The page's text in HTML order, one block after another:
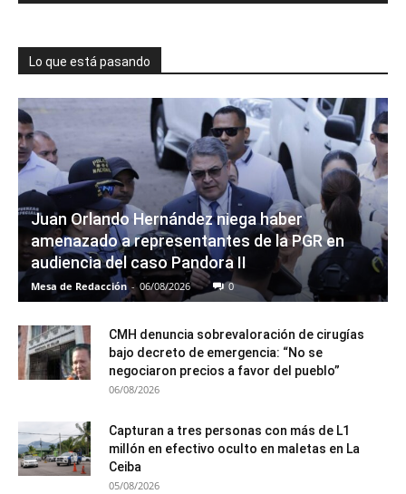
Lo que está pasando
Juan Orlando Hernández niega haber
amenazado a representantes de la PGR en
audiencia del caso Pandora II
Mesa de Redacción - 06/08/2026 0
CMH denuncia sobrevaloración de cirugías
bajo decreto de emergencia: “No se
negociaron precios a favor del pueblo”
06/08/2026
Capturan a tres personas con más de L1
millón en efectivo oculto en maletas en La
Ceiba
05/08/2026